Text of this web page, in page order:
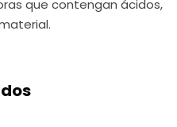
que contengan ácidos,